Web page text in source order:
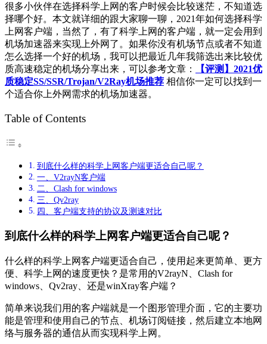
很多小伙伴在选择科学上网的客户时候会比较迷茫，不知道选
择哪个好。本文就详细的跟大家聊一聊，2021年如何选择科学
上网客户端，当然了，有了科学上网的客户端，就一定会用到
机场加速器来实现上外网了。如果你没有机场节点或者不知道
怎么选择一个好的机场，我可以把最近几年我筛选出来比较优
质高速稳定的机场分享出来，可以参考文章：
【评测】2021优
质稳定SS/SSR/Trojan/V2Ray机场推荐 相信你一定可以找到一
个适合你上外网需求的机场加速器。
Table of Contents
到底什么样的科学上网客户端更适合自己呢？
一、V2rayN客户端
二、Clash for windows
三、Qv2ray
四、客户端支持的协议及测速对比
到底什么样的科学上网客户端更适合自己呢？
什么样的科学上网客户端更适合自己，使用起来更简单、更方
便、科学上网的速度更快？是常用的V2rayN、Clash for
windows、Qv2ray、还是winXray客户端？
简单来说我们用的客户端就是一个图形管理介面，它的主要功
能是管理和使用自己的节点、机场订阅链接，然后建立本地网
络与服务器的通信从而实现科学上网。